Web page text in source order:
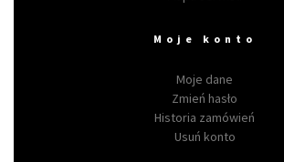
Moje konto
Moje dane
Zmień hasło
Historia zamówień
Usuń konto